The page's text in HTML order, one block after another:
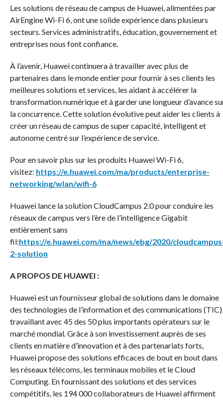
Les solutions de réseau de campus de Huawei, alimentées par
AirEngine Wi-Fi 6, ont une solide expérience dans plusieurs
secteurs. Services administratifs, éducation, gouvernement et
entreprises nous font confiance.
À l’avenir, Huawei continuera à travailler avec plus de
partenaires dans le monde entier pour fournir à ses clients les
meilleures solutions et services, les aidant à accélérer la
transformation numérique et à garder une longueur d’avance
la concurrence. Cette solution évolutive peut aider les clients à
créer un réseau de campus de super capacité, intelligent et
autonome centré sur l’expérience de service.
Pour en savoir plus sur les produits Huawei Wi-Fi 6,
visitez: https://e.huawei.com/ma/products/enterprise-
networking/wlan/wifi-6
Huawei lance la solution CloudCampus 2.0 pour conduire les
réseaux de campus vers l’ère de l’intelligence Gigabit
entièrement sans
fil:https://e.huawei.com/ma/news/ebg/2020/
2-solution
A PROPOS DE HUAWEI :
Huawei est un fournisseur global de solutions dans le domaine
des technologies de l’information et des communications (TIC),
travaillant avec 45 des 50 plus importants opérateurs sur le
marché mondial. Grâce à son investissement auprès de ses
clients en matière d’innovation et à des partenariats forts,
Huawei propose des solutions efficaces de bout en bout dans
les réseaux télécoms, les terminaux mobiles et le Cloud
Computing. En fournissant des solutions et des services
compétitifs, les 194 000 collaborateurs de Huawei affirment